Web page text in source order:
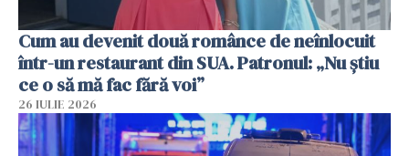
Cum au devenit două românce de neînlocuit
într-un restaurant din SUA. Patronul: „Nu știu
ce o să mă fac fără voi”
26 IULIE 2026